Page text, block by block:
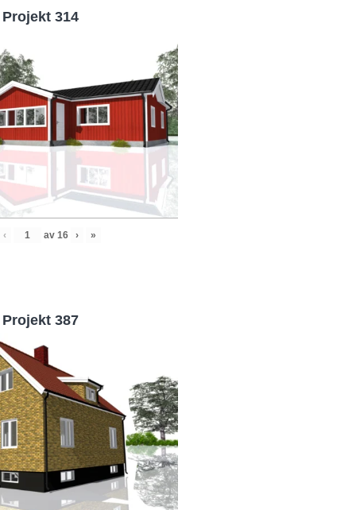
Projekt 314
‹ av 16 › »
Projekt 387